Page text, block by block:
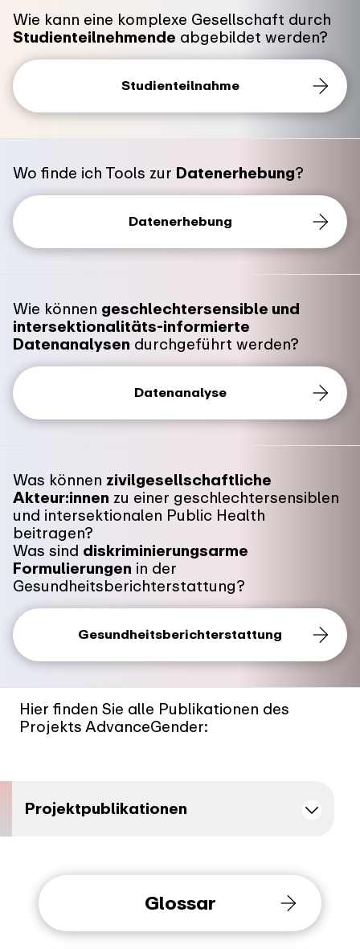
Wie kann eine komplexe Gesellschaft durch
Studienteilnehmende abgebildet werden?
Studienteilnahme
Wo finde ich Tools zur Datenerhebung?
Datenerhebung
Wie können geschlechtersensible und
intersektionalitäts-informierte
Datenanalysen durchgeführt werden?
Datenanalyse
Was könnenzivilgesellschaftliche
Akteur:innenzu einer geschlechtersensiblen
und intersektionalen Public Health
beitragen?
Was sind diskriminierungsarme
Formulierungen in der
Gesundheitsberichterstattung?
Gesundheitsberichterstattung
Hier finden Sie alle Publikationen des
Projekts AdvanceGender:
Projektpublikationen
Glossar